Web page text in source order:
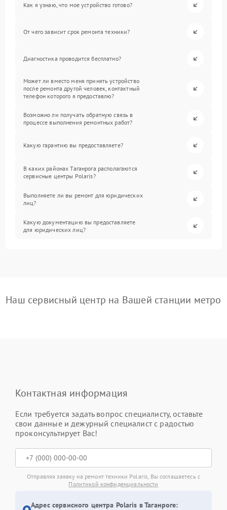
Как я узнаю, что мое устройство готово?
От чего зависит срок ремонта техники?
Диагностика проводится бесплатно?
Может ли вместо меня принять устройство
после ремонта другой человек, контактный
телефон которого я предоставлю?
Возможно ли получать обратную связь в
процессе выполнения ремонтных работ?
Какую гарантию вы предоставляете?
В каких районах Таганрога располагаются
сервисные центры Polaris?
Выполняете ли вы ремонт для юридических
лиц?
Какую документацию вы предоставляете
для юридических лиц?
Наш сервисный центр на Вашей станции метро
Контактная информация
Если требуется задать вопрос специалисту, оставьте
свои данные и дежурный специалист с радостью
проконсультирует Вас!
Отправляя заявку на ремонт техники Polaris, Вы соглашаетесь с
Политикой конфиденциальности
Адрес сервисного центра Polaris в Таганроге: